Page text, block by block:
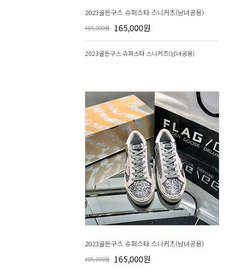
2023골든구스 슈퍼스타 스니커즈(남녀공용)
385,000원 165,000원
2023골든구스 슈퍼스타 스니커즈(남녀공용)
2023골든구스 슈퍼스타 스니커즈(남녀공용)
385,000원 165,000원